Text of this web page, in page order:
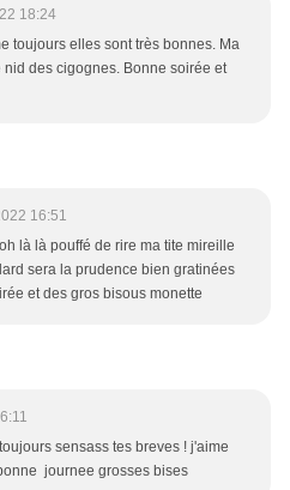
18:24
toujours elles sont très bonnes. Ma
des cigognes. Bonne soirée et
16:51
là là pouffé de rire ma tite mireille
sera la prudence bien gratinées
et des gros bisous monette
sensass tes breves ! j'aime
journee grosses bises